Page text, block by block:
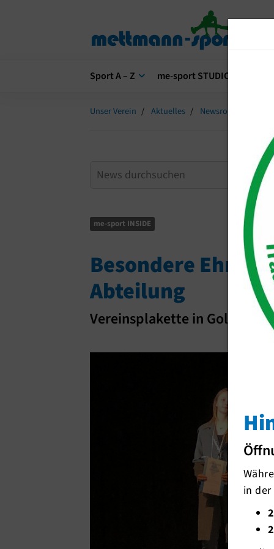
Sport A – Z me-sport STUDIO
Unser Verein Aktuelles Newsroom
me-sport INSIDE
Besondere
Abteilung
Vereinsplakette in Gold
in der